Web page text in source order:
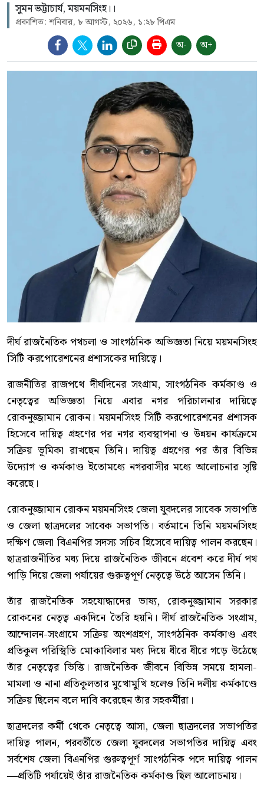
সুমন ভট্টাচার্য, ময়মনসিংহ।।
প্রকাশিত: শনিবার, ৮ আগস্ট, ২০২৬, ১:২৮ পিএম
অ- অ+
দীর্ঘ রাজনৈতিক পথচলা ও সাংগঠনিক অভিজ্ঞতা নিয়ে ময়মনসিংহ
সিটি করপোরেশনের প্রশাসকের দায়িত্বে।
রাজনীতির রাজপথে দীর্ঘদিনের সংগ্রাম, সাংগঠনিক কর্মকাণ্ড ও
নেতৃত্বের অভিজ্ঞতা নিয়ে এবার নগর পরিচালনার দায়িত্বে
রোকনুজ্জামান রোকন। ময়মনসিংহ সিটি করপোরেশনের প্রশাসক
হিসেবে দায়িত্ব গ্রহণের পর নগর ব্যবস্থাপনা ও উন্নয়ন কার্যক্রমে
সক্রিয় ভূমিকা রাখছেন তিনি। দায়িত্ব গ্রহণের পর তাঁর বিভিন্ন
উদ্যোগ ও কর্মকাণ্ড ইতোমধ্যে নগরবাসীর মধ্যে আলোচনার সৃষ্টি
করেছে।
রোকনুজ্জামান রোকন ময়মনসিংহ জেলা যুবদলের সাবেক সভাপতি
ও জেলা ছাত্রদলের সাবেক সভাপতি। বর্তমানে তিনি ময়মনসিংহ
দক্ষিণ জেলা বিএনপির সদস্য সচিব হিসেবে দায়িত্ব পালন করছেন।
ছাত্ররাজনীতির মধ্য দিয়ে রাজনৈতিক জীবনে প্রবেশ করে দীর্ঘ পথ
পাড়ি দিয়ে জেলা পর্যায়ের গুরুত্বপূর্ণ নেতৃত্বে উঠে আসেন তিনি।
তাঁর রাজনৈতিক সহযোদ্ধাদের ভাষ্য, রোকনুজ্জামান সরকার
রোকনের নেতৃত্ব একদিনে তৈরি হয়নি। দীর্ঘ রাজনৈতিক সংগ্রাম,
আন্দোলন-সংগ্রামে সক্রিয় অংশগ্রহণ, সাংগঠনিক কর্মকাণ্ড এবং
প্রতিকূল পরিস্থিতি মোকাবিলার মধ্য দিয়ে ধীরে ধীরে গড়ে উঠেছে
তাঁর নেতৃত্বের ভিত্তি। রাজনৈতিক জীবনে বিভিন্ন সময়ে হামলা-
মামলা ও নানা প্রতিকূলতার মুখোমুখি হলেও তিনি দলীয় কর্মকাণ্ডে
সক্রিয় ছিলেন বলে দাবি করেছেন তাঁর সহকর্মীরা।
ছাত্রদলের কর্মী থেকে নেতৃত্বে আসা, জেলা ছাত্রদলের সভাপতির
দায়িত্ব পালন, পরবর্তীতে জেলা যুবদলের সভাপতির দায়িত্ব এবং
সর্বশেষ জেলা বিএনপির গুরুত্বপূর্ণ সাংগঠনিক পদে দায়িত্ব পালন
—প্রতিটি পর্যায়েই তাঁর রাজনৈতিক কর্মকাণ্ড ছিল আলোচনায়।